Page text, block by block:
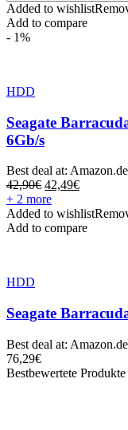
Added to wishlist
Add to compare
- 1%
HDD
Seagate
6Gb/s
Best deal at: Amazon.de
42,90€ 42,49€
+ 2 more
Added to wishlist
Add to compare
HDD
Seagate
Best deal at: Amazon.de
76,29€
Bestbewertete Produkte